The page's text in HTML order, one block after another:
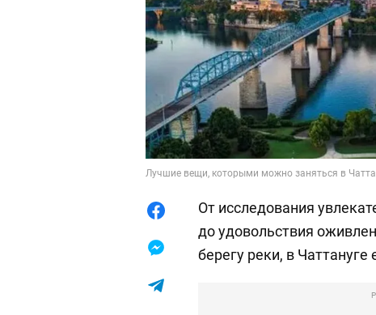
Лучшие вещи, которыми можно заняться в
От исследования
до удовольствия
берегу реки, в